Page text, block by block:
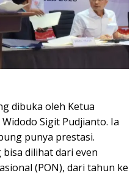
dibuka oleh Ketua
Sigit Pudjianto. Ia
punya prestasi.
dilihat dari even
(PON), dari tahun ke